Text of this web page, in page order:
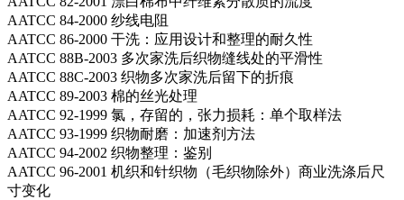
AATCC 84-2000 纱线电阻
AATCC 86-2000 干洗：应用设计和整理的耐久性
AATCC 88B-2003 多次家洗后织物缝线处的平滑性
AATCC 88C-2003 织物多次家洗后留下的折痕
AATCC 89-2003 棉的丝光处理
AATCC 92-1999 氯，存留的，张力损耗：单个取样法
AATCC 93-1999 织物耐磨：加速剂方法
AATCC 94-2002 织物整理：鉴别
AATCC 96-2001 机织和针织物（毛织物除外）商业洗涤后尺
寸变化